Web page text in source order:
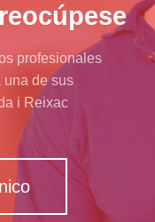
profesionales
una de sus
i Reixac